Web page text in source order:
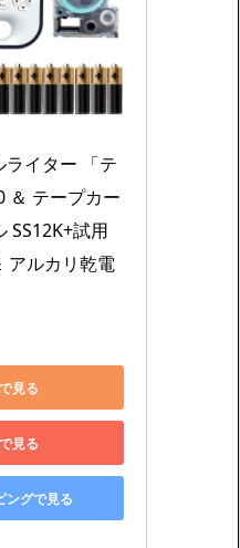
イター 「テ
＆ テープカー
SS12K+試用
アルカリ乾電
見る
見る
ングで見る